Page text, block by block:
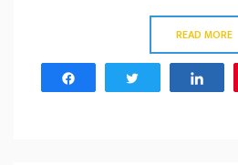
READ MORE